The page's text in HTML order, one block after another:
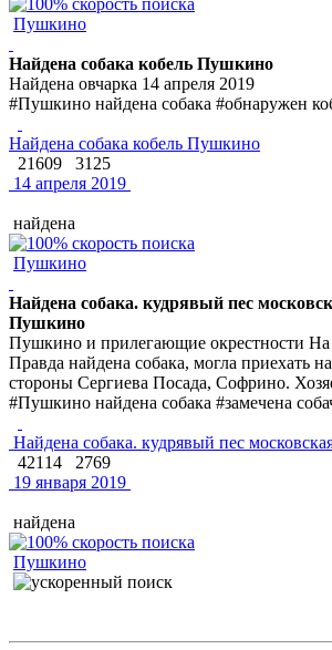
Пушкино
Найдена собака кобель Пушкино
Найдена овчарка 14 апреля 2019
#Пушкино найдена собака #обнаружен
Найдена собака кобель Пушкино
21609
3125
14 апреля 2019
найдена
Пушкино
Найдена собака. кудрявый пес
Пушкино
Пушкино и прилегающие окрестности
Правда найдена собака, могла приехать
стороны Сергиева Посада, Софрино.
#Пушкино найдена собака #замечена
Найдена собака. кудрявый пес
42114
2769
19 января 2019
найдена
Пушкино